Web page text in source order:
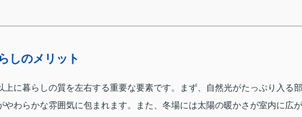
しのメリット
に暮らしの質を左右する重要な要素です。まず、自然光がたっぷり入る部
わらかな雰囲気に包まれます。また、冬場には太陽の暖かさが室内に広が